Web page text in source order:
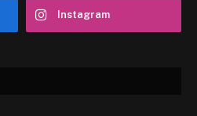
Instagram